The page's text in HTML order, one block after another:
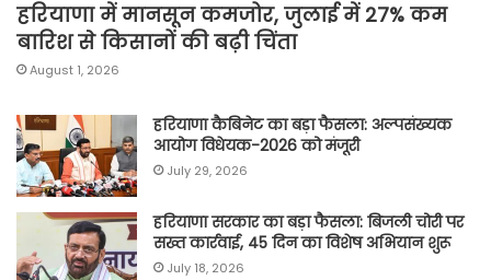
हरियाणा में मानसून कमजोर, जुलाई में 27% कम
बारिश से किसानों की बढ़ी चिंता
August 1, 2026
हरियाणा कैबिनेट का बड़ा फैसला: अल्पसंख्यक
आयोग विधेयक-2026 को मंजूरी
July 29, 2026
हरियाणा सरकार का बड़ा फैसला: बिजली चोरी पर
सख्त कार्रवाई, 45 दिन का विशेष अभियान शुरू
July 18, 2026